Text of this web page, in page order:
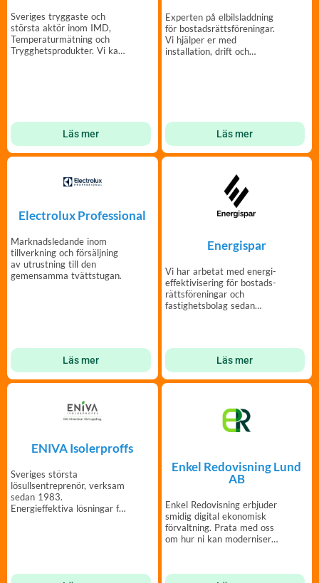
Sveriges tryggaste och
största aktör inom IMD,
Temperaturmätning och
Trygghetsprodukter. Vi kan
Läs mer
Experten på elbilsladdning
för bostadsrättsföreningar.
Vi hjälper er med
installation, drift och
Läs mer
Electrolux Professional
Marknadsledande inom
tillverkning och försäljning
av utrustning till den
gemensamma tvättstugan.
Läs mer
Energispar
Vi har arbetat med energi­
effektivisering för bostads­
rätts­föreningar och
fastighets­bolag sedan
Läs mer
ENIVA Isolerproffs
Sveriges största
lösullsentreprenör, verksam
sedan 1983.
Energieffektiva lösningar för
Enkel Redovisning Lund
AB
Enkel Redovisning erbjuder
smidig digital ekonomisk
förvaltning. Prata med oss
om hur ni kan modernisera